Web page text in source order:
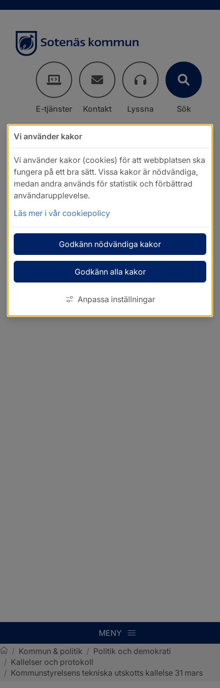
E-tjänster Kontakt Lyssna Sök
MENY
Sotenäs kommun
/ Kommun & politik / Politik och demokrati
/ Kallelser och protokoll
/ Kommunstyrelsens tekniska utskotts kallelse 31 mars
Vi använder kakor
Vi använder kakor (cookies) för att webbplatsen ska
fungera på ett bra sätt. Vissa kakor är nödvändiga,
medan andra används för statistik och förbättrad
användarupplevelse.
Läs mer i vår cookiepolicy
Godkänn nödvändiga kakor
Godkänn alla kakor
Anpassa inställningar